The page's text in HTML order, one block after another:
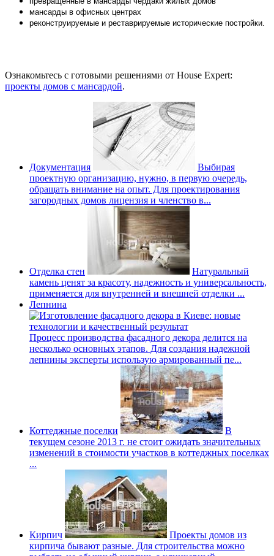
мансарды в офисных центрах
реконструируемые и реставрируемые исторические постройки.
Ознакомьтесь с готовыми решениями от House Expert:
проекты домов с мансардой.
Документация
Выбирая
проектную организацию, нужно, в первую очередь,
обращать внимание на опыт. Для проектирования
загородных домов лицензия и членство в...
Отделка стен
Натуральный
камень ценят за красоту, надежность и универсальность,
применяется для внутренней и внешней отделки ...
Лепнина
Процесс производства фасадного декора делится на
несколько основных этапов. Для создания надежной
лепнины эксперты использую армированный пе...
Коттеджные поселки
В
текущем сезоне 2013 г. не стоит ожидать значительных
изменений в стоимости участков в коттеджных поселках
...
Кирпич
Проекты домов из
кирпича бывают разные. Для строительства можно